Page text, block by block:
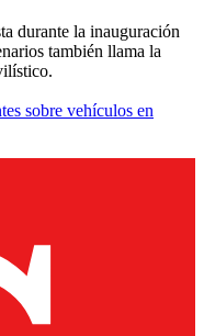
durante la inauguración
también llama la
sobre vehículos en